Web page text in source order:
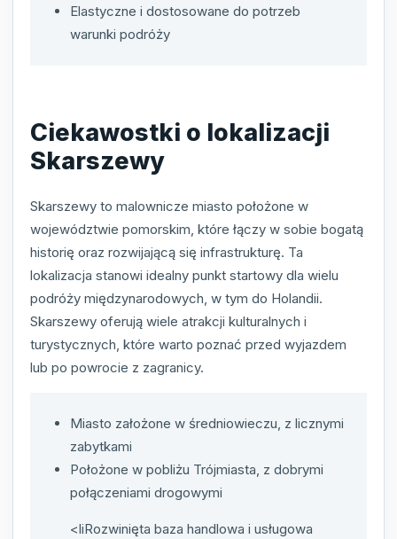
Elastyczne i dostosowane do potrzeb
warunki podróży
Ciekawostki o lokalizacji
Skarszewy
Skarszewy to malownicze miasto położone w
województwie pomorskim, które łączy w sobie bogatą
historię oraz rozwijającą się infrastrukturę. Ta
lokalizacja stanowi idealny punkt startowy dla wielu
podróży międzynarodowych, w tym do Holandii.
Skarszewy oferują wiele atrakcji kulturalnych i
turystycznych, które warto poznać przed wyjazdem
lub po powrocie z zagranicy.
Miasto założone w średniowieczu, z licznymi
zabytkami
Położone w pobliżu Trójmiasta, z dobrymi
połączeniami drogowymi
<liRozwinięta baza handlowa i usługowa